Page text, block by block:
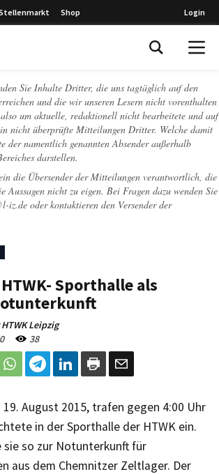
Shop Login
Sie Inhalte Dritter, die uns tagtäglich auf den
und die wir unseren Lesern nicht vorenthalten
um aktuelle, redaktionell nicht bearbeitete und auf
nicht überprüfte Mitteilungen Dritter. Welche damit
der namentlich genannten Absender außerhalb
darstellen.
die Übersender der Mitteilungen verantwortlich, die
Aussagen nicht zu eigen. Bei Fragen dazu wenden Sie
iz.de oder kontaktieren den Versender der
Sporthalle als
Leipzig
0 38
August 2015, trafen gegen 4:00 Uhr
in der Sporthalle der HTWK ein.
sie so zur Notunterkunft für
aus dem Chemnitzer Zeltlager. Der